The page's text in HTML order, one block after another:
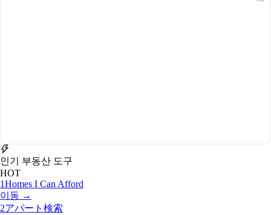
인기 부동산 도구
HOT
1Homes I Can Afford
이동 →
2アパート検索